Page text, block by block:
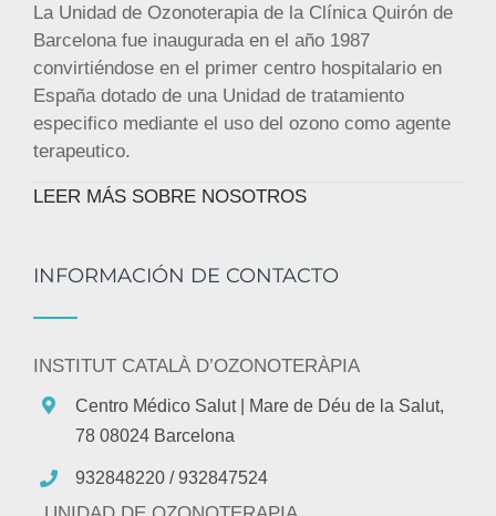
La Unidad de Ozonoterapia de la Clínica Quirón de
Barcelona fue inaugurada en el año 1987
convirtiéndose en el primer centro hospitalario en
España dotado de una Unidad de tratamiento
especifico mediante el uso del ozono como agente
terapeutico.
LEER MÁS SOBRE NOSOTROS
INFORMACIÓN DE CONTACTO
INSTITUT CATALÀ D’OZONOTERÀPIA
Centro Médico Salut| Mare de Déu de la Salut,
78 08024 Barcelona
932848220 / 932847524